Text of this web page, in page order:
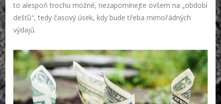
to alespoň trochu možné, nezapomínejte ovšem na „období
dešťů“, tedy časový úsek, kdy bude třeba mimořádných
výdajů.